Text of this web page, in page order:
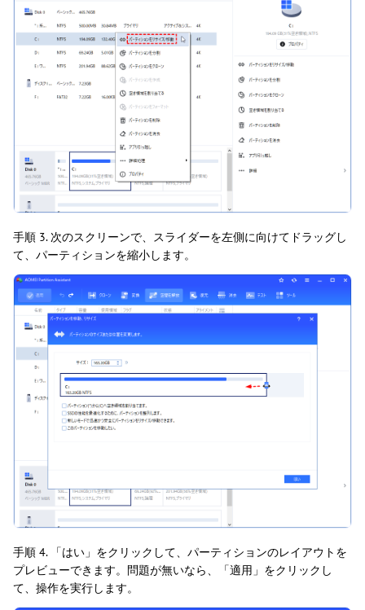
手順 3. 次のスクリーンで、スライダーを左側に向けてドラッグし
て、パーティションを縮小します。
手順 4. 「はい」をクリックして、パーティションのレイアウトを
プレビューできます。問題が無いなら、「適用」をクリックし
て、操作を実行します。